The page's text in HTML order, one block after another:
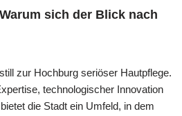
sich der Blick nach
zur Hochburg seriöser Hautpflege.
technologischer Innovation
die Stadt ein Umfeld, in dem